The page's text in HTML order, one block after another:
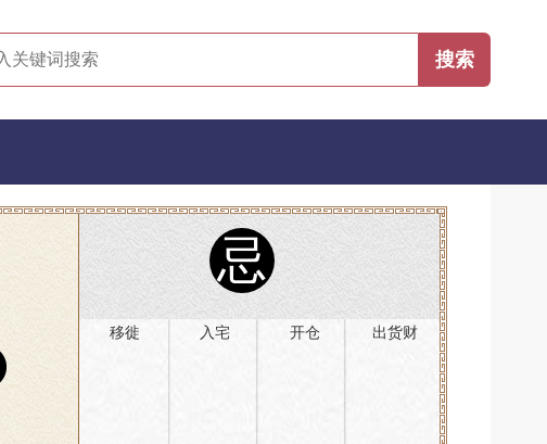
忌
移徙 入宅 开仓 出货财